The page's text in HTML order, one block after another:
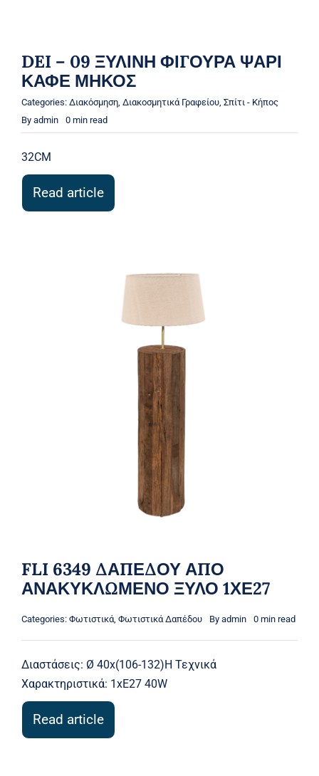
DEI – 09 ΞΥΛΙΝΗ ΦΙΓΟΥΡΑ ΨΑΡΙ
ΚΑΦΕ ΜΗΚΟΣ
Categories: Διακόσμηση, Διακοσμητικά Γραφείου, Σπίτι - Κήπος
By admin 0 min read
32CM
Read article
FLI 6349 ΔΑΠΕΔΟΥ ΑΠΟ
ΑΝΑΚΥΚΛΩΜΕΝΟ ΞΥΛΟ 1ΧΕ27
Categories: Φωτιστικά, Φωτιστικά Δαπέδου By admin 0 min read
Διαστάσεις: Ø 40x(106-132)H Τεχνικά
Χαρακτηριστικά: 1xE27 40W
Read article